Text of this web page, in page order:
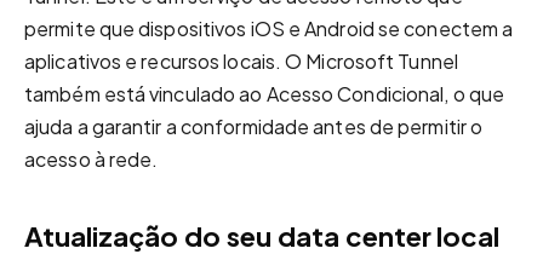
permite que dispositivos iOS e Android se conectem a
aplicativos e recursos locais. O Microsoft Tunnel
também está vinculado ao Acesso Condicional, o que
ajuda a garantir a conformidade antes de permitir o
acesso à rede.
Atualização do seu data center local